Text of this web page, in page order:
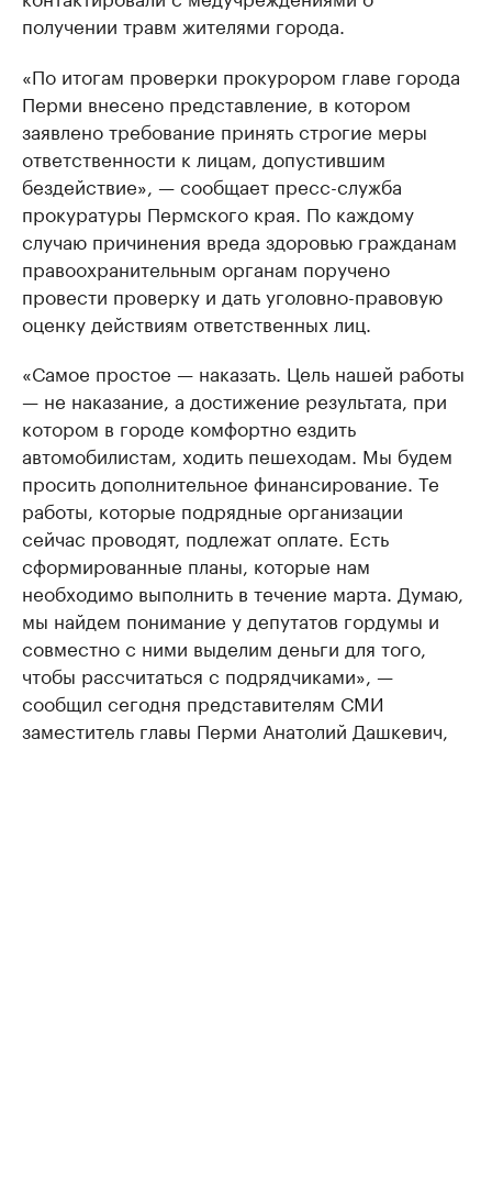
получении травм жителями города.
«По итогам проверки прокурором главе города
Перми внесено представление, в котором
заявлено требование принять строгие меры
ответственности к лицам, допустившим
бездействие», — сообщает пресс-служба
прокуратуры Пермского края. По каждому
случаю причинения вреда здоровью гражданам
правоохранительным органам поручено
провести проверку и дать уголовно-правовую
оценку действиям ответственных лиц.
«Самое простое — наказать. Цель нашей работы
— не наказание, а достижение результата, при
котором в городе комфортно ездить
автомобилистам, ходить пешеходам. Мы будем
просить дополнительное финансирование. Те
работы, которые подрядные организации
сейчас проводят, подлежат оплате. Есть
сформированные планы, которые нам
необходимо выполнить в течение марта. Думаю,
мы найдем понимание у депутатов гордумы и
совместно с ними выделим деньги для того,
чтобы рассчитаться с подрядчиками», —
сообщил сегодня представителям СМИ
заместитель главы Перми Анатолий Дашкевич,